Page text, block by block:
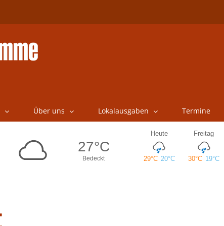
Über uns Lokalausgaben Termine